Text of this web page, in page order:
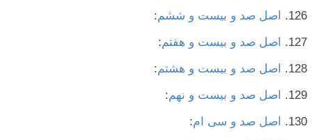
اصل صد و بیست و ششم:
اصل صد و بیست و هفتم:
اصل صد و بیست و هشتم:
اصل صد و بیست و نهم:
اصل صد و سی ام: